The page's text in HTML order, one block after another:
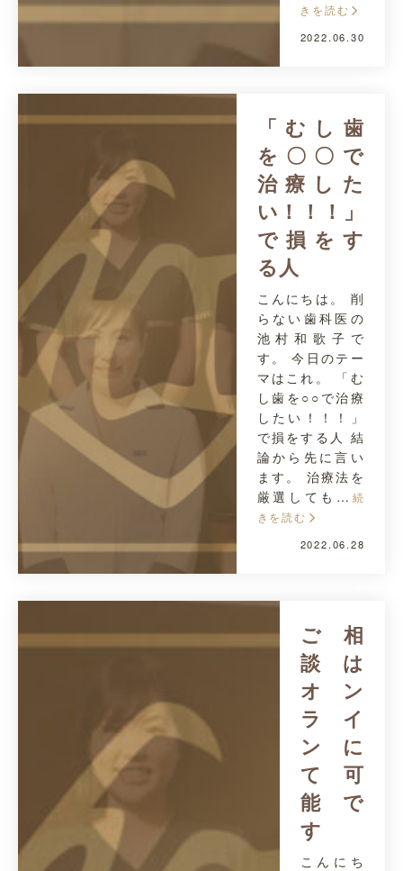
きを読む
2022.06.30
「むし歯
を〇〇で
治療した
い！！！」
で損をす
る人
こんにちは。 削
らない歯科医の
池村和歌子で
す。 今日のテー
マはこれ。 「む
し歯を○○で治療
したい！！！」
で損をする人 結
論から先に言い
ます。 治療法を
厳選しても… 続
きを読む
2022.06.28
ご相
談は
オン
ライ
ンに
て可
能で
す
こんにち